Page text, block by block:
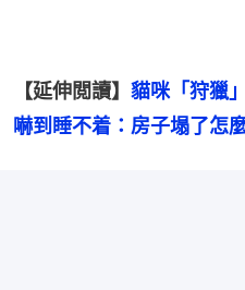
【延伸閲讀】 貓咪「狩獵
嚇到睡不着：房子塌了怎